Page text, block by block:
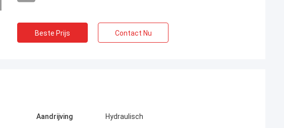
Beste Prijs Contact Nu
Aandrijving Hydraulisch